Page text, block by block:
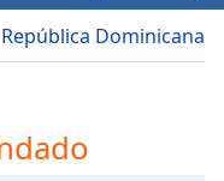
República Dominicana